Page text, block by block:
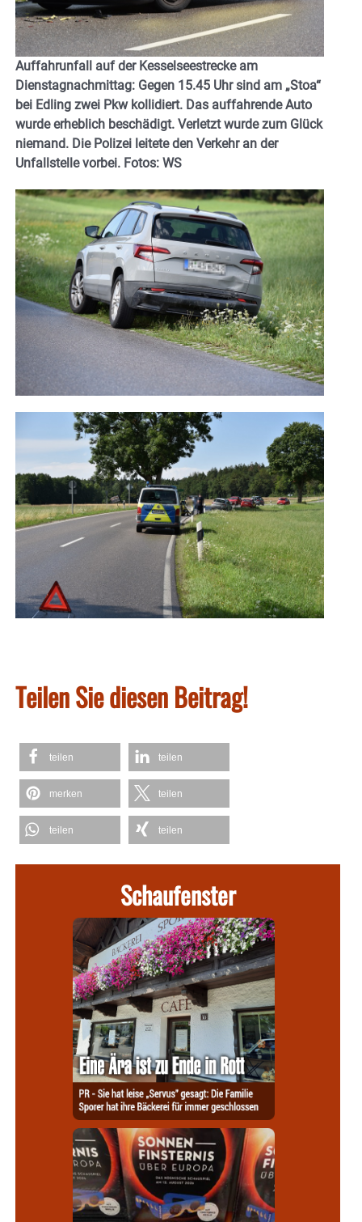
Auffahrunfall auf der Kesselseestrecke am
Dienstagnachmittag: Gegen 15.45 Uhr sind am „Stoa“
bei Edling zwei Pkw kollidiert. Das auffahrende Auto
wurde erheblich beschädigt. Verletzt wurde zum Glück
niemand. Die Polizei leitete den Verkehr an der
Unfallstelle vorbei. Fotos: WS
Teilen Sie diesen Beitrag!
teilen teilen
merken teilen
teilen teilen
Schaufenster